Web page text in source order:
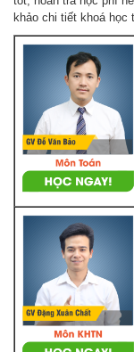
khảo chi tiết khoá học